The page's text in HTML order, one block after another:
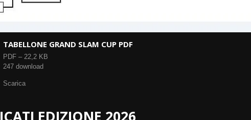
TABELLONE GRAND SLAM CUP PDF
PDF – 22,2 KB
247 download
Scarica
EDIZIONE 2026